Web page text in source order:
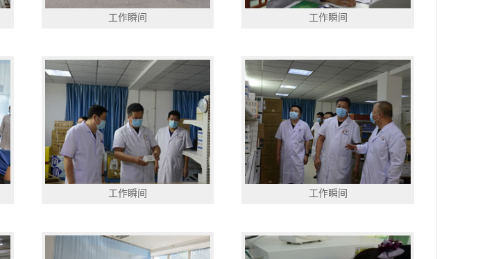
工作瞬间 工作瞬间
工作瞬间 工作瞬间